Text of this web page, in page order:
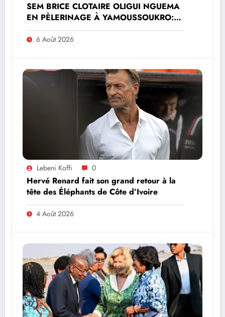
SEM BRICE CLOTAIRE OLIGUI NGUEMA
EN PÈLERINAGE À YAMOUSSOUKRO:LE
MINISTRE PAULIN CLAUDE DANHO
PREND PART À LA CÉRÉMONIE
6 Août 2026
Lebeni Koffi 0
Hervé Renard fait son grand retour à la
tête des Éléphants de Côte d’Ivoire
4 Août 2026